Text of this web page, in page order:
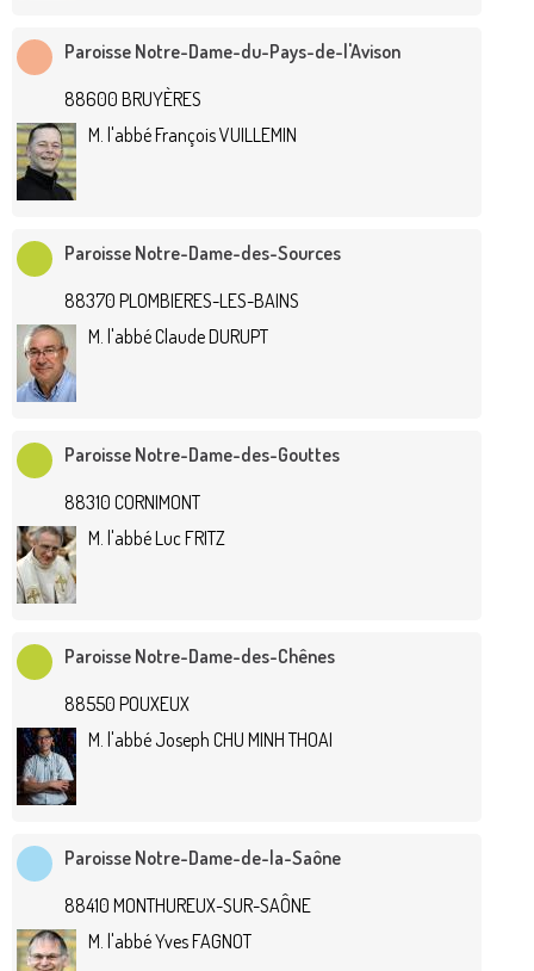
Paroisse Notre-Dame-du-Pays-de-l'Avison
88600 BRUYÈRES
M. l'abbé François VUILLEMIN
Paroisse Notre-Dame-des-Sources
88370 PLOMBIERES-LES-BAINS
M. l'abbé Claude DURUPT
Paroisse Notre-Dame-des-Gouttes
88310 CORNIMONT
M. l'abbé Luc FRITZ
Paroisse Notre-Dame-des-Chênes
88550 POUXEUX
M. l'abbé Joseph CHU MINH THOAI
Paroisse Notre-Dame-de-la-Saône
88410 MONTHUREUX-SUR-SAÔNE
M. l'abbé Yves FAGNOT